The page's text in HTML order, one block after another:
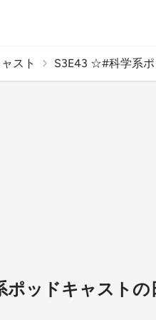
スト S3E43 ☆#科学系ポ
ッドキャストの